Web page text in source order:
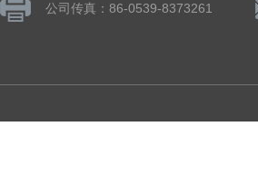
公司传真：86-0539-8373261